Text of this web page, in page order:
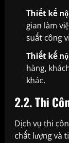
Thiết kế
gian làm
suất công
Thiết kế
hàng,
khác.
2.2. Thi
Dịch vụ thi
chất lượng và